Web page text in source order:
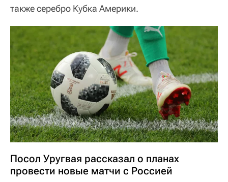
также серебро Кубка Америки.
Посол Уругвая рассказал о планах
провести новые матчи с Россией